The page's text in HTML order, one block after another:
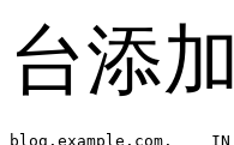
台添加
blog.example.com.